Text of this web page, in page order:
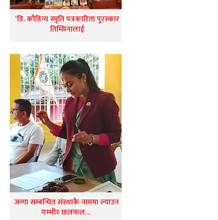
‘डि. कौडिन्य स्मृति पत्रकारिता पुरस्कार
तिम्सिनालाई
जग्गा सम्बन्धित संस्थाकै नाममा ल्याउन
गम्भीर छलफल…